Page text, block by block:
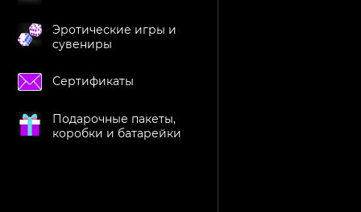
Эротические игры и
сувениры
Сертификаты
Подарочные пакеты,
коробки и батарейки